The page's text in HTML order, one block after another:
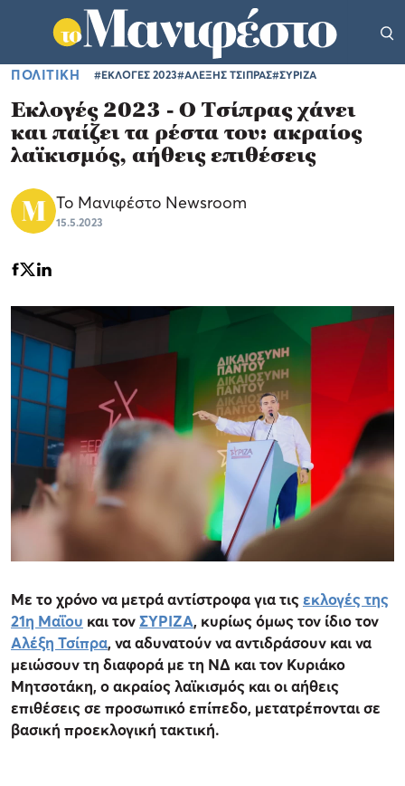
ΠΟΛΙΤΙΚΗ #ΕΚΛΟΓΕΣ 2023#ΑΛΕΞΗΣ ΤΣΙΠΡΑΣ#ΣΥΡΙΖΑ
Εκλογές 2023 - Ο Τσίπρας χάνει
και παίζει τα ρέστα του: ακραίος
λαϊκισμός, αήθεις επιθέσεις
Το Μανιφέστο Newsroom
15.5.2023
Με το χρόνο να μετρά αντίστροφα για τιςεκλογές της
21η Μαΐου και τονΣΥΡΙΖΑ, κυρίως όμως τον ίδιο τον
Αλέξη Τσίπρα, να αδυνατούν να αντιδράσουν και να
μειώσουν τη διαφορά με τη ΝΔ και τον Κυριάκο
Μητσοτάκη, ο ακραίος λαϊκισμός και οι αήθεις
επιθέσεις σε προσωπικό επίπεδο, μετατρέπονται σε
βασική προεκλογική τακτική.